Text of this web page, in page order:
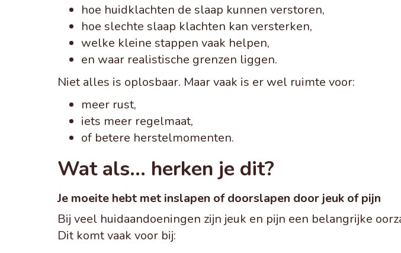
hoe huidklachten de slaap kunnen verstoren,
hoe slechte slaap klachten kan versterken,
welke kleine stappen vaak helpen,
en waar realistische grenzen liggen.
Niet alles is oplosbaar. Maar vaak is er wel ruimte voor:
meer rust,
iets meer regelmaat,
of betere herstelmomenten.
Wat als… herken je dit?
Je moeite hebt met inslapen of doorslapen door jeuk of pijn
Bij veel huidaandoeningen zijn jeuk en pijn een belangrijke
Dit komt vaak voor bij: